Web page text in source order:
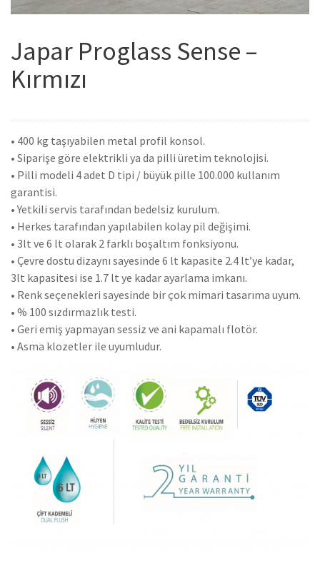
Japar Proglass Sense –
Kırmızı
• 400 kg taşıyabilen metal profil konsol.
• Siparişe göre elektrikli ya da pilli üretim teknolojisi.
• Pilli modeli 4 adet D tipi / büyük pille 100.000 kullanım
garantisi.
• Yetkili servis tarafından bedelsiz kurulum.
• Herkes tarafından yapılabilen kolay pil değişimi.
• 3lt ve 6 lt olarak 2 farklı boşaltım fonksiyonu.
• Çevre dostu dizaynı sayesinde 6 lt kapasite 2.4 lt’ye kadar,
3lt kapasitesi ise 1.7 lt ye kadar ayarlama imkanı.
• Renk seçenekleri sayesinde bir çok mimari tasarıma uyum.
• % 100 sızdırmazlık testi.
• Geri emiş yapmayan sessiz ve ani kapamalı flotör.
• Asma klozetler ile uyumludur.